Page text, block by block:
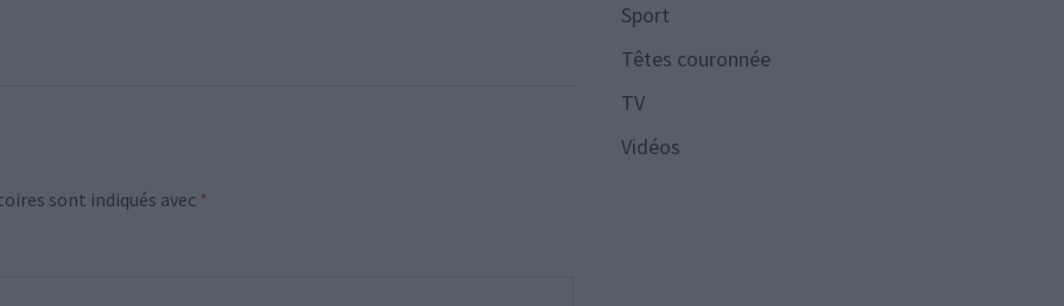
sont indiqués avec *
Sport
Têtes couronnée
TV
Vidéos